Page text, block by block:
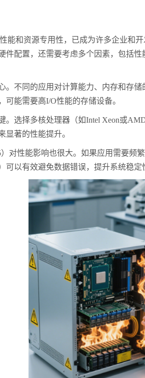
和资源专用性，已成为许多企业和
配置，还需要考虑多个因素，包括
同的应用对计算能力、内存和存储
能需要高I/O性能的存储设备。
选择多核处理器（如Intel Xeon或
显著的性能提升。
性能影响也很大。如果应用需要频
以有效避免数据错误，提升系统稳定